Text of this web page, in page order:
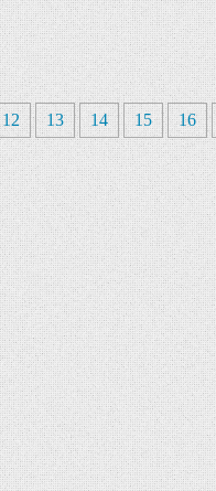
12 13 14 15 16